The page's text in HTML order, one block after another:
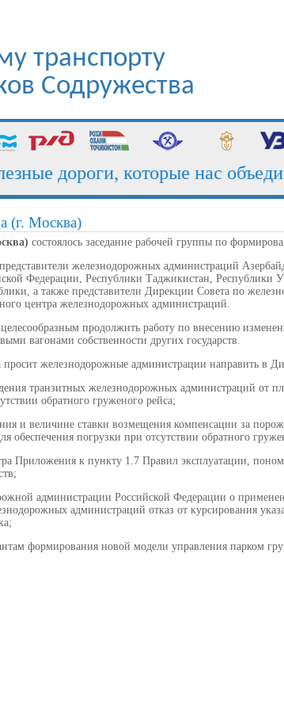
транспорту
Содружества
дороги, которые нас
(г. Москва)
состоялось заседание рабочей группы по
железнодорожных администраций
Федерации, Республики Таджикистан, Республики
а также представители Дирекции Совета по
центра железнодорожных администраций.
продолжить работу по внесению
вагонами собственности других государств.
просит железнодорожные администрации направить в
транзитных железнодорожных администраций от
обратного груженого рейса;
и величине ставки возмещения компенсации за
обеспечения погрузки при отсутствии обратного
Приложения к пункту 1.7 Правил эксплуатации,
администрации Российской Федерации о
администраций отказ от курсирования
формирования новой модели управления парком